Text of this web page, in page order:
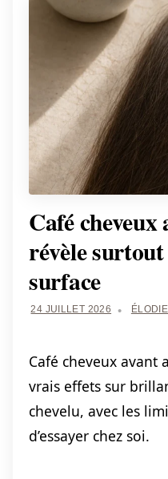
Café cheveux
révèle
surface
24 JUILLET 2026
Café cheveux avant
vrais effets sur
chevelu, avec les
d’essayer chez soi.